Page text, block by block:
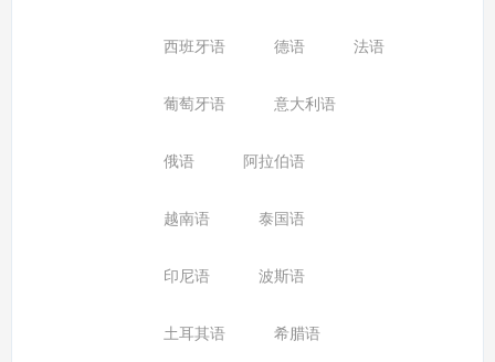
西班牙语 德语 法语
葡萄牙语 意大利语
俄语 阿拉伯语
越南语 泰国语
印尼语 波斯语
土耳其语 希腊语